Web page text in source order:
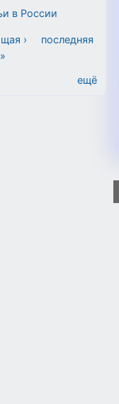
в России
›
последняя
»
ещё